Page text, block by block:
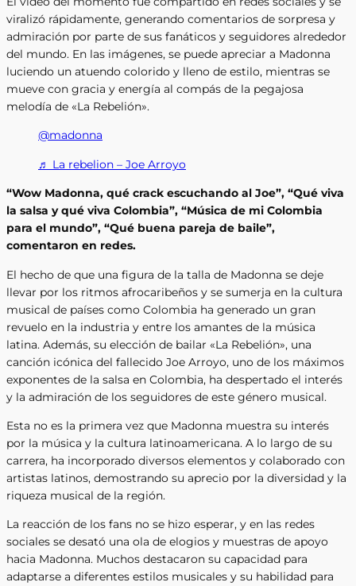
viralizó rápidamente, generando comentarios de sorpresa y
admiración por parte de sus fanáticos y seguidores alrededor
del mundo. En las imágenes, se puede apreciar a Madonna
luciendo un atuendo colorido y lleno de estilo, mientras se
mueve con gracia y energía al compás de la pegajosa
melodía de «La Rebelión».
@madonna
♬ La rebelion – Joe Arroyo
“Wow Madonna, qué crack escuchando al Joe”, “Qué viva
la salsa y qué viva Colombia”, “Música de mi Colombia
para el mundo”, “Qué buena pareja de baile”,
comentaron en redes.
El hecho de que una figura de la talla de Madonna se deje
llevar por los ritmos afrocaribeños y se sumerja en la cultura
musical de países como Colombia ha generado un gran
revuelo en la industria y entre los amantes de la música
latina. Además, su elección de bailar «La Rebelión», una
canción icónica del fallecido Joe Arroyo, uno de los máximos
exponentes de la salsa en Colombia, ha despertado el interés
y la admiración de los seguidores de este género musical.
Esta no es la primera vez que Madonna muestra su interés
por la música y la cultura latinoamericana. A lo largo de su
carrera, ha incorporado diversos elementos y colaborado con
artistas latinos, demostrando su aprecio por la diversidad y la
riqueza musical de la región.
La reacción de los fans no se hizo esperar, y en las redes
sociales se desató una ola de elogios y muestras de apoyo
hacia Madonna. Muchos destacaron su capacidad para
adaptarse a diferentes estilos musicales y su habilidad para